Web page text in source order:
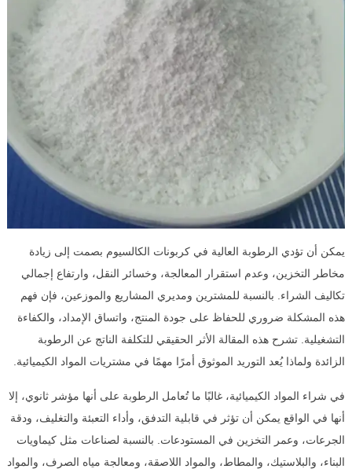
يمكن أن تؤدي الرطوبة العالية في كربونات الكالسيوم بصمت إلى زيادة
مخاطر التخزين، وعدم استقرار المعالجة، وخسائر النقل، وارتفاع إجمالي
تكاليف الشراء. بالنسبة للمشترين ومديري المشاريع والموزعين، فإن فهم
هذه المشكلة ضروري للحفاظ على جودة المنتج، واتساق الإمداد، والكفاءة
التشغيلية. تشرح هذه المقالة الأثر الحقيقي للتكلفة الناتج عن الرطوبة
الزائدة ولماذا يُعد التوريد الموثوق أمرًا مهمًا في مشتريات المواد الكيميائية.
في شراء المواد الكيميائية، غالبًا ما تُعامل الرطوبة على أنها مؤشر ثانوي، إلا
أنها في الواقع يمكن أن تؤثر في قابلية التدفق، وأداء التعبئة والتغليف، ودقة
الجرعات، وعمر التخزين في المستودعات. بالنسبة لصناعات مثل كيماويات
البناء، والبلاستيك، والمطاط، والمواد اللاصقة، ومعالجة مياه الصرف، والمواد